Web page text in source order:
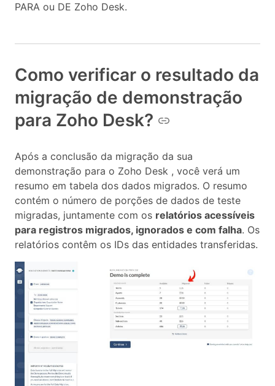
PARA ou DE Zoho Desk.
Como verificar o resultado da
migração de demonstração
para Zoho Desk?
Após a conclusão da migração da sua
demonstração para o Zoho Desk , você verá um
resumo em tabela dos dados migrados. O resumo
contém o número de porções de dados de teste
migradas, juntamente com os relatórios acessíveis
para registros migrados, ignorados e com falha. Os
relatórios contêm os IDs das entidades transferidas.